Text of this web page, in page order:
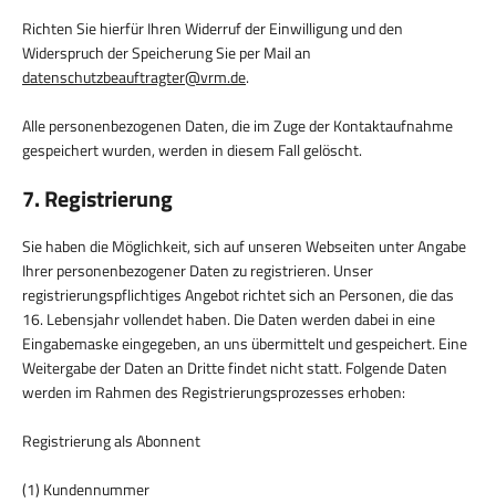
Richten Sie hierfür Ihren Widerruf der Einwilligung und den
Widerspruch der Speicherung Sie per Mail an
datenschutzbeauftragter@vrm.de.
Alle personenbezogenen Daten, die im Zuge der Kontaktaufnahme
gespeichert wurden, werden in diesem Fall gelöscht.
7. Registrierung
Sie haben die Möglichkeit, sich auf unseren Webseiten unter Angabe
Ihrer personenbezogener Daten zu registrieren. Unser
registrierungspflichtiges Angebot richtet sich an Personen, die das
16. Lebensjahr vollendet haben. Die Daten werden dabei in eine
Eingabemaske eingegeben, an uns übermittelt und gespeichert. Eine
Weitergabe der Daten an Dritte findet nicht statt. Folgende Daten
werden im Rahmen des Registrierungsprozesses erhoben:
Registrierung als Abonnent
(1) Kundennummer